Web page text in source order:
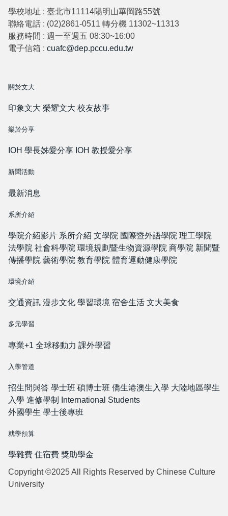
學校地址 : 臺北市11114陽明山華岡路55號
聯絡電話 : (02)2861-0511 轉分機 11302~11313
服務時間 : 週一至週五 08:30~16:00
電子信箱 : cuafc@dep.pccu.edu.tw
關於文大
印象文大 榮耀文大 校友故事
樂於分享
IOH 學長姊愛分享 IOH 教授愛分享
新聞活動
最新消息
系所介紹
學院介紹影片 系所介紹 文學院 國際暨外語學院 理工學院
法學院 社會科學院 環境規劃暨生物資源學院 商學院 新聞暨
傳播學院 藝術學院 教育學院 體育運動健康學院
環境介紹
交通資訊 漫步文化 學習環境 宿舍生活 文大美食
多元學習
專業+1 全球移動力 課外學習
入學管道
招生問與答 學士班 碩博士班 僑生港澳生入學 大陸地區學生
入學 進修學制
International Students
外國學生 學士後專班
就學預算
學雜費 住宿費 獎助學金
Copyright ©2025 All Rights Reserved by Chinese Culture
University